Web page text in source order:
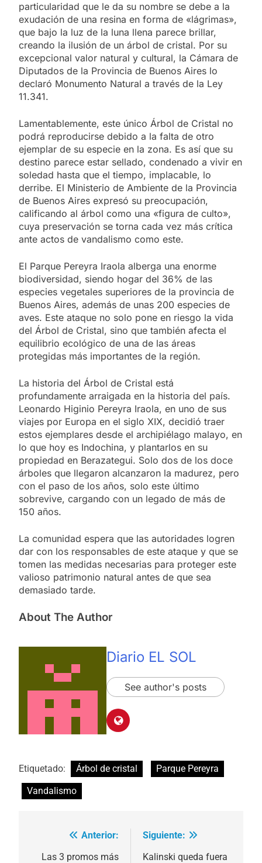
particularidad que le da su nombre se debe a la
exudación de una resina en forma de «lágrimas»,
que bajo la luz de la luna llena parece brillar,
creando la ilusión de un árbol de cristal. Por su
excepcional valor natural y cultural, la Cámara de
Diputados de la Provincia de Buenos Aires lo
declaró Monumento Natural a través de la Ley
11.341.
Lamentablemente, este único Árbol de Cristal no
podrá reproducirse debido a la falta de otro
ejemplar de su especie en la zona. Es así que su
destino parece estar sellado, condenado a vivir en
soledad hasta que el tiempo, implacable, lo
derribe. El Ministerio de Ambiente de la Provincia
de Buenos Aires expresó su preocupación,
calificando al árbol como una «figura de culto»,
cuya preservación se torna cada vez más crítica
ante actos de vandalismo como este.
El Parque Pereyra Iraola alberga una enorme
biodiversidad, siendo hogar del 36% de las
especies vegetales superiores de la provincia de
Buenos Aires, además de unas 200 especies de
aves. Este ataque no solo pone en riesgo la vida
del Árbol de Cristal, sino que también afecta el
equilibrio ecológico de una de las áreas
protegidas más importantes de la región.
La historia del Árbol de Cristal está
profundamente arraigada en la historia del país.
Leonardo Higinio Pereyra Iraola, en uno de sus
viajes por Europa en el siglo XIX, decidió traer
estos ejemplares desde el archipiélago malayo, en
lo que hoy es Indochina, y plantarlos en su
propiedad en Berazategui. Solo dos de los doce
árboles que llegaron alcanzaron la madurez, pero
con el paso de los años, solo este último
sobrevive, cargando con un legado de más de
150 años.
La comunidad espera que las autoridades logren
dar con los responsables de este ataque y que se
tomen las medidas necesarias para proteger este
valioso patrimonio natural antes de que sea
demasiado tarde.
About The Author
Diario EL SOL
See author's posts
Etiquetado: Árbol de cristal
Parque Pereyra
Vandalismo
Navegación
de
Anterior:
Las 3 promos más
Siguiente:
Kalinski queda fuera